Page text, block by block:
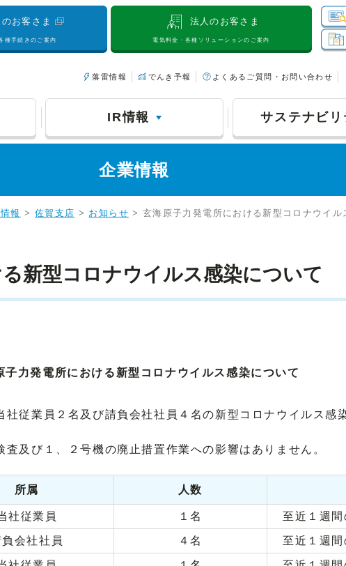
お客さま
種手続きのご案内
法人のお客さま
電気料金・各種ソリューションのご案内
落雷情報 でんき予報 よくあるご質問・お問い合わせ
IR情報 サステナビリ
企業情報
報 > 佐賀支店 > お知らせ > 玄海原子力発電所における新型コロナウイル
新型コロナウイルス感染について
子力発電所における新型コロナウイルス感染について
従業員２名及び請負会社社員４名の新型コロナウイルス感
及び１、２号機の廃止措置作業への影響はありません。
所属 人数
社従業員 １名 至近１週
負会社社員 ４名 至近１週